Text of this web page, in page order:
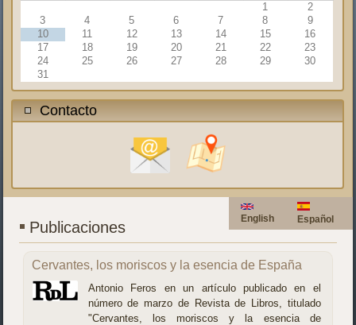
1
2
3
4 5 6 7 8
9
10
11 12 13 14 15
16
17
18 19 20 21 22
23
24
25 26 27 28 29
30
31
Contacto
Español
English
Publicaciones
Cervantes, los moriscos y la esencia de España
Antonio Feros en un artículo publicado en el
número de marzo de Revista de Libros, titulado
"Cervantes, los moriscos y la esencia de